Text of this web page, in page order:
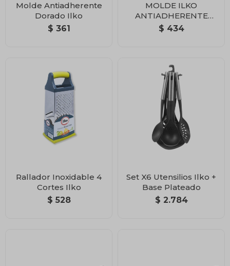
Molde Antiadherente
Dorado Ilko
$ 361
MOLDE ILKO
ANTIADHERENTE
PARA MUFFINS
$ 434
Rallador Inoxidable 4
Cortes Ilko
$ 528
Set X6 Utensilios Ilko +
Base Plateado
$ 2.784